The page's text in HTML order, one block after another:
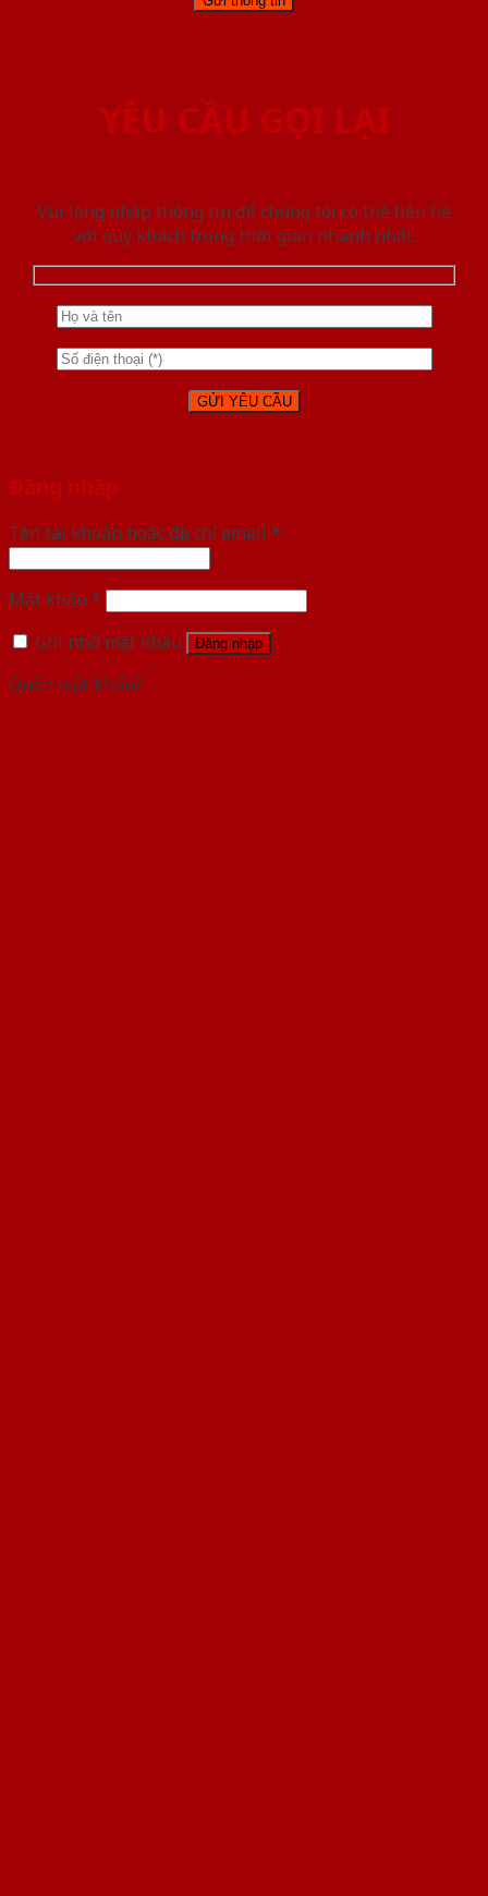
YÊU CẦU GỌI LẠI
Vui lòng nhập thông tin để chúng tôi có thể liên hệ
với quý khách trong thời gian nhanh nhất.
Đăng nhập
Tên tài khoản hoặc địa chỉ email *
Mật khẩu *
Ghi nhớ mật khẩu
Đăng nhập
Quên mật khẩu?